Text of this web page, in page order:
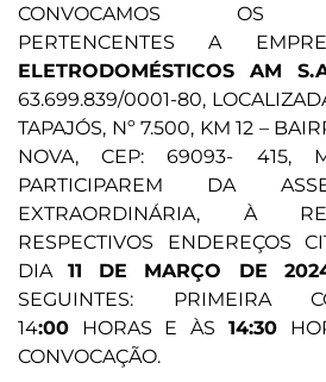
CONVOCAMOS OS
PERTENCENTES A
ELETRODOMÉSTICOS AM
63.699.839/0001-80,
TAPAJÓS, Nº 7.500, KM 12 –
NOVA, CEP: 69093- 415,
PARTICIPAREM DA
EXTRAORDINÁRIA, À
RESPECTIVOS ENDEREÇOS
DIA11 DE MARÇO DE
SEGUINTES: PRIMEIRA
14:00 HORAS E ÀS 14:30
CONVOCAÇÃO.